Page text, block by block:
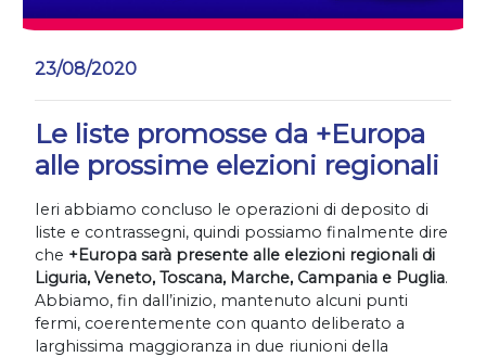
23/08/2020
Le liste promosse da +Europa
alle prossime elezioni regionali
Ieri abbiamo concluso le operazioni di deposito di
liste e contrassegni, quindi possiamo finalmente dire
che +Europa sarà presente alle elezioni regionali di
Liguria, Veneto, Toscana, Marche, Campania e Puglia.
Abbiamo, fin dall’inizio, mantenuto alcuni punti
fermi, coerentemente con quanto deliberato a
larghissima maggioranza in due riunioni della